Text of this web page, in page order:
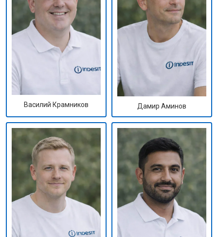
Василий Крамников Дамир Аминов